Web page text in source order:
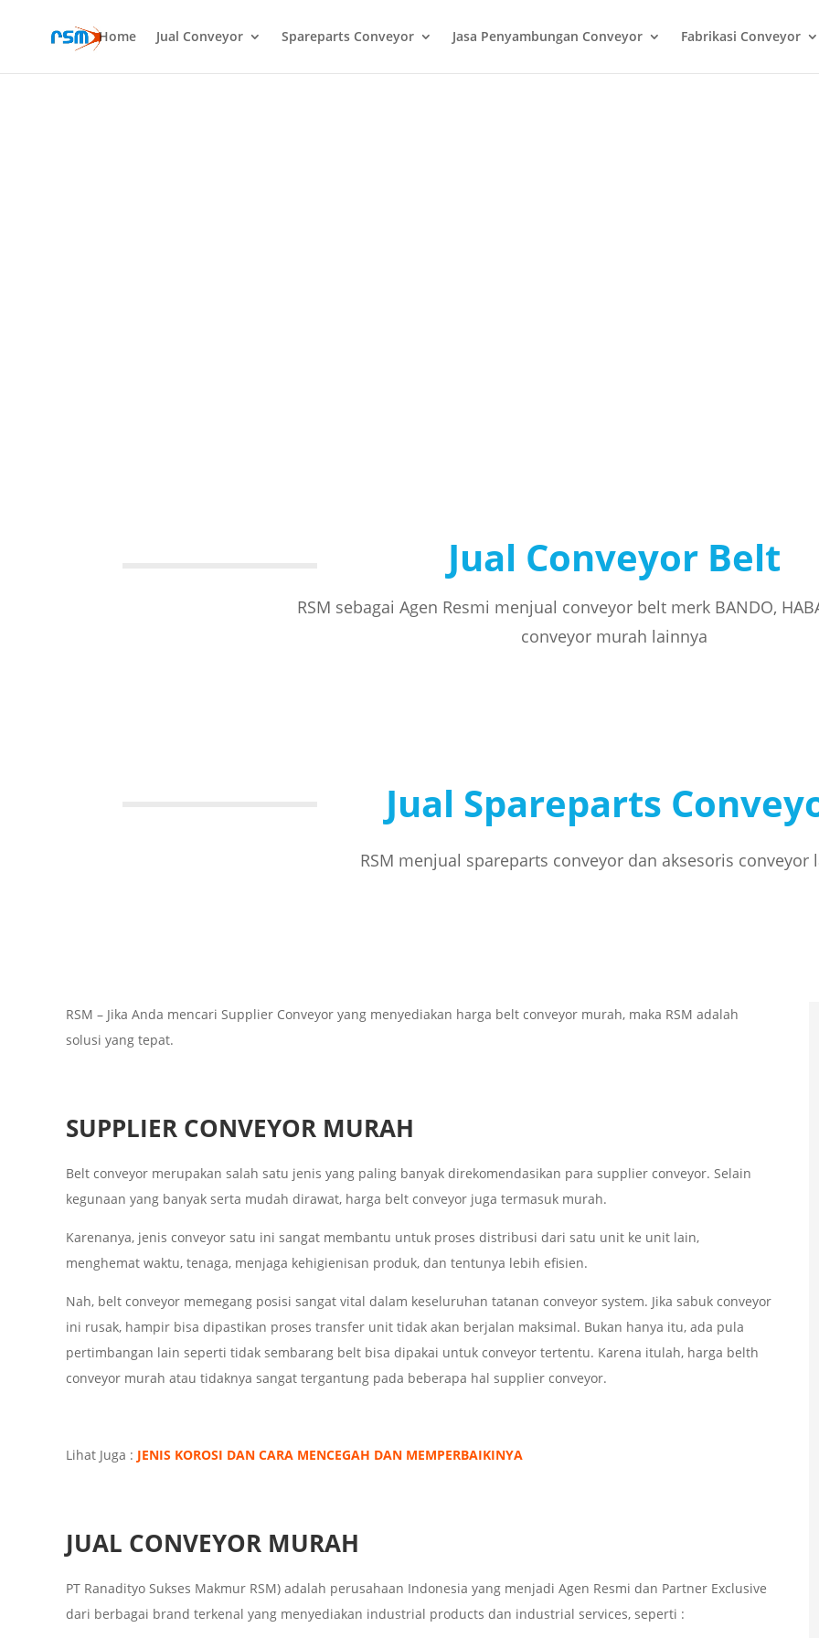
Home Jual Conveyor Spareparts Conveyor Jasa Penyambungan Conveyor Fabrikasi Conveyor
Jual Conveyor Belt
RSM sebagai Agen Resmi menjual conveyor belt merk BANDO,
conveyor murah lainnya
Jual Spareparts
RSM menjual spareparts conveyor dan aksesoris conveyor
RSM – Jika Anda mencari Supplier Conveyor yang menyediakan harga belt conveyor murah, maka RSM adalah
solusi yang tepat.
SUPPLIER CONVEYOR MURAH
Belt conveyor merupakan salah satu jenis yang paling banyak direkomendasikan para supplier conveyor. Selain
kegunaan yang banyak serta mudah dirawat, harga belt conveyor juga termasuk murah.
Karenanya, jenis conveyor satu ini sangat membantu untuk proses distribusi dari satu unit ke unit lain,
menghemat waktu, tenaga, menjaga kehigienisan produk, dan tentunya lebih efisien.
Nah, belt conveyor memegang posisi sangat vital dalam keseluruhan tatanan conveyor system. Jika sabuk conveyor
ini rusak, hampir bisa dipastikan proses transfer unit tidak akan berjalan maksimal. Bukan hanya itu, ada pula
pertimbangan lain seperti tidak sembarang belt bisa dipakai untuk conveyor tertentu. Karena itulah, harga belth
conveyor murah atau tidaknya sangat tergantung pada beberapa hal supplier conveyor.
Lihat Juga : JENIS KOROSI DAN CARA MENCEGAH DAN MEMPERBAIKINYA
JUAL CONVEYOR MURAH
PT Ranadityo Sukses Makmur RSM) adalah perusahaan Indonesia yang menjadi Agen Resmi dan Partner Exclusive
dari berbagai brand terkenal yang menyediakan industrial products dan industrial services, seperti :